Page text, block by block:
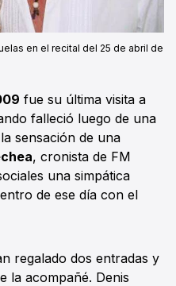
en el recital del 25 de abril de
fue su última visita a
falleció luego de una
sensación de una
, cronista de FM
una simpática
de ese día con el
regalado dos entradas y
la acompañé. Denis